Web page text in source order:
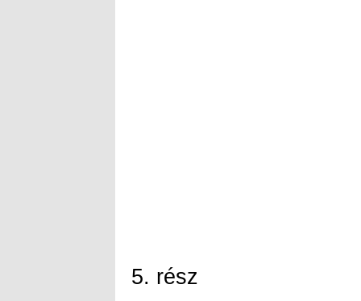
5. rész